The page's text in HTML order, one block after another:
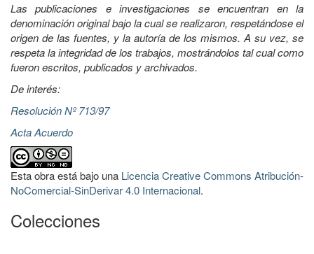
Las publicaciones e investigaciones se encuentran en la
denominación original bajo la cual se realizaron, respetándose el
origen de las fuentes, y la autoría de los mismos. A su vez, se
respeta la integridad de los trabajos, mostrándolos tal cual como
fueron escritos, publicados y archivados.
De interés:
Resolución Nº 713/97
Acta Acuerdo
Esta obra está bajo una Licencia Creative Commons Atribución-
NoComercial-SinDerivar 4.0 Internacional.
Colecciones